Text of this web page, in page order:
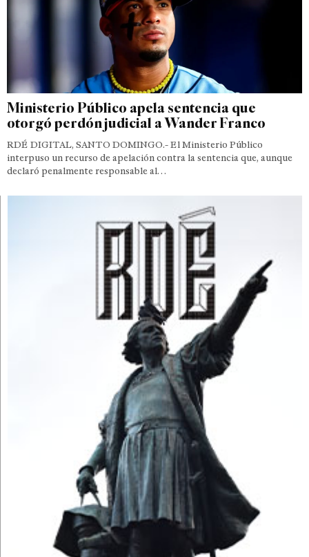
Ministerio Público apela sentencia que
otorgó perdón judicial a Wander Franco
RDÉ DIGITAL, SANTO DOMINGO.- El Ministerio Público
interpuso un recurso de apelación contra la sentencia que, aunque
declaró penalmente responsable al…